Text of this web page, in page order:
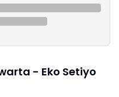
- Eko Setiyo